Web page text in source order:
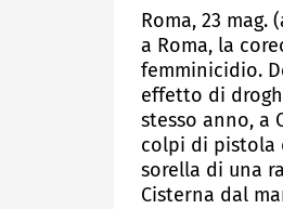
Roma, 23
a Roma, la
femminicidio.
effetto di
stesso anno, a
colpi di pistola
sorella di una
Cisterna dal